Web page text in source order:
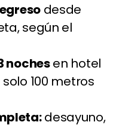
desde
según el
nochesen hotel
100 metros
desayuno,